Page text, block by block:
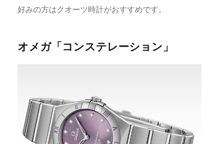
好みの方はクオーツ時計がおすすめです。
オメガ「コンステレーション」